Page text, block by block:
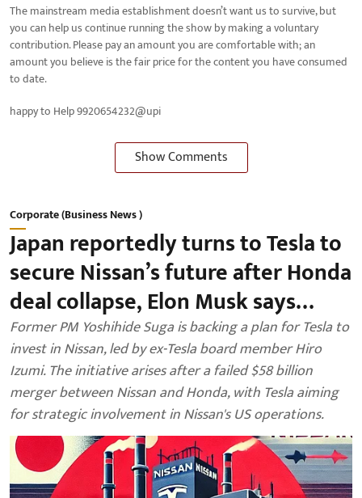
The mainstream media establishment doesn’t want us to survive, but
you can help us continue running the show by making a voluntary
contribution. Please pay an amount you are comfortable with; an
amount you believe is the fair price for the content you have consumed
to date.
happy to Help 9920654232@upi
Show Comments
Corporate (Business News )
Japan reportedly turns to Tesla to
secure Nissan’s future after Honda
deal collapse, Elon Musk says…
Former PM Yoshihide Suga is backing a plan for Tesla to
invest in Nissan, led by ex-Tesla board member Hiro
Izumi. The initiative arises after a failed $58 billion
merger between Nissan and Honda, with Tesla aiming
for strategic involvement in Nissan's US operations.